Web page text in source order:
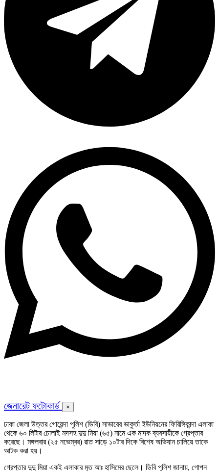
জেনারেট ফটোকার্ড ×
ঢাকা জেলা উত্তর গোয়েন্দা পুলিশ (ডিবি) সাভারের ভাকুর্তা ইউনিয়নের ফিরিঙ্গিকান্দা এলাকা
থেকে ৬০ লিটার চোলাই মদসহ দুদু মিয়া (৬৫) নামে এক মাদক ব্যবসায়ীকে গ্রেপ্তার
করেছে। মঙ্গলবার (২৫ নভেম্বর) রাত সাড়ে ১০টার দিকে বিশেষ অভিযান চালিয়ে তাকে
আটক করা হয়।
গ্রেপ্তার দুদু মিয়া একই এলাকার মৃত আঃ হাসিমের ছেলে। ডিবি পুলিশ জানায়, গোপন